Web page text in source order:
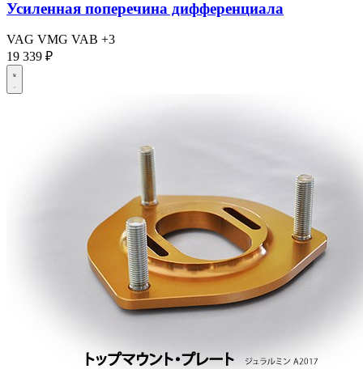
Усиленная поперечина дифференциала
VAG VMG VAB +3
19 339 ₽